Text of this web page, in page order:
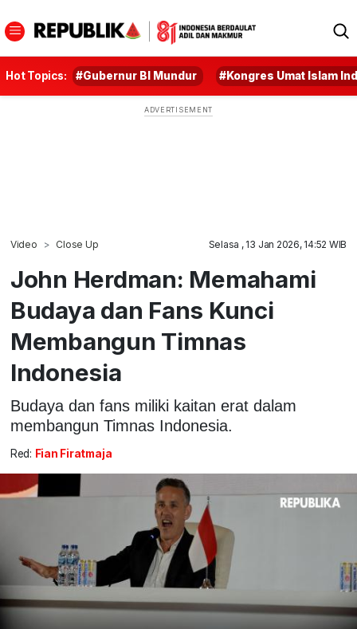
Hot Topics: #Gubernur BI Mundur #Kongres Umat Islam
Video Close Up Selasa , 13 Jan 2026, 14:52 WIB
John Herdman: Memahami
Budaya dan Fans Kunci
Membangun Timnas
Indonesia
Budaya dan fans miliki kaitan erat dalam
membangun Timnas Indonesia.
Red: Fian Firatmaja